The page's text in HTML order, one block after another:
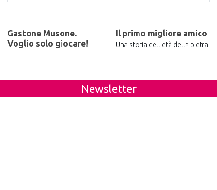
Gastone Musone.
Voglio solo giocare!
Il primo migliore amico
Una storia dell'età della pietra
Newsletter